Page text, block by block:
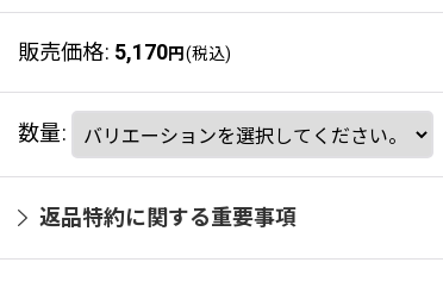
販売価格: 5,170円(税込)
数量:
返品特約に関する重要事項